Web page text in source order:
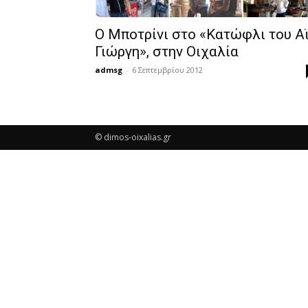
Ο Μποτρίνι στο «Κατώφλι του
Γιώργη», στην Οιχαλία
admsg - 6 Σεπτεμβρίου 2012
© dimos-oixalias.gr